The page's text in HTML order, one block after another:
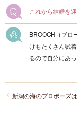
これから結婚を
BROOCH（ブロ
けもたくさん試
るので自分にあ
新潟の海のプロポーズは婚約指輪（エンゲージリング